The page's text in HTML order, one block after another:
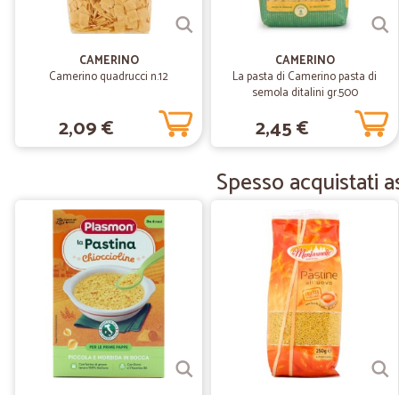
CAMERINO
Camerino quadrucci n.12
2,09 €
CAMERINO
La pasta di Camerino pasta di
semola ditalini gr.500
2,45 €
Spesso acquistati